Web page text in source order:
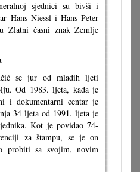
sjednici su bivši i
Hans Niessl i Hans Peter
Zlatni časni znak Zemlje
se jur od mladih ljeti
Od 1983. ljeta, kada je
i dokumentarni centar je
34 ljeta od 1991. ljeta je
Kot je povidao 74-
za štampu, se je on
probiti sa svojim, novim